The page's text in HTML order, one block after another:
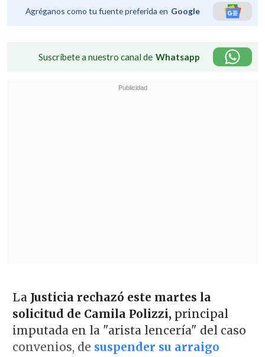
Agréganos como tu fuente preferida en Google
Suscríbete a nuestro canal de Whatsapp
La Justicia rechazó este martes la
solicitud de Camila Polizzi, principal
imputada en la "arista lencería" del caso
convenios, de suspender su arraigo